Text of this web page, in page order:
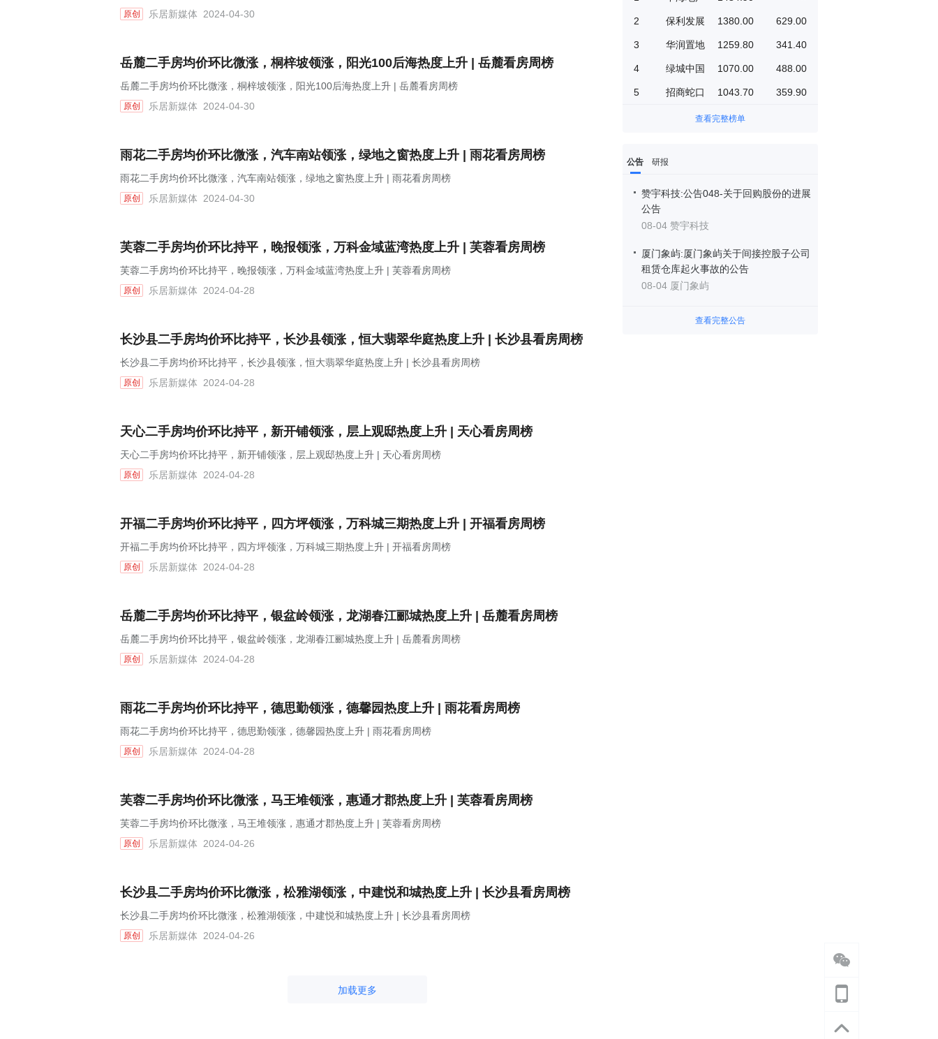
2 保利发展 1380.00 629.00
3 华润置地 1259.80 341.40
4 绿城中国 1070.00 488.00
5 招商蛇口 1043.70 359.90
查看完整榜单
公告 研报
赞宇科技:公告048-关于回购股份的进展
公告
08-04 赞宇科技
厦门象屿:厦门象屿关于间接控股子公司
租赁仓库起火事故的公告
08-04 厦门象屿
查看完整公告
原创 乐居新媒体 2024-04-30
岳麓二手房均价环比微涨，桐梓坡领涨，阳光100后海热度上升 | 岳麓看房周榜
岳麓二手房均价环比微涨，桐梓坡领涨，阳光100后海热度上升 | 岳麓看房周榜
原创 乐居新媒体 2024-04-30
雨花二手房均价环比微涨，汽车南站领涨，绿地之窗热度上升 | 雨花看房周榜
雨花二手房均价环比微涨，汽车南站领涨，绿地之窗热度上升 | 雨花看房周榜
原创 乐居新媒体 2024-04-30
芙蓉二手房均价环比持平，晚报领涨，万科金域蓝湾热度上升 | 芙蓉看房周榜
芙蓉二手房均价环比持平，晚报领涨，万科金域蓝湾热度上升 | 芙蓉看房周榜
原创 乐居新媒体 2024-04-28
长沙县二手房均价环比持平，长沙县领涨，恒大翡翠华庭热度上升 | 长沙县看房周榜
长沙县二手房均价环比持平，长沙县领涨，恒大翡翠华庭热度上升 | 长沙县看房周榜
原创 乐居新媒体 2024-04-28
天心二手房均价环比持平，新开铺领涨，层上观邸热度上升 | 天心看房周榜
天心二手房均价环比持平，新开铺领涨，层上观邸热度上升 | 天心看房周榜
原创 乐居新媒体 2024-04-28
开福二手房均价环比持平，四方坪领涨，万科城三期热度上升 | 开福看房周榜
开福二手房均价环比持平，四方坪领涨，万科城三期热度上升 | 开福看房周榜
原创 乐居新媒体 2024-04-28
岳麓二手房均价环比持平，银盆岭领涨，龙湖春江郦城热度上升 | 岳麓看房周榜
岳麓二手房均价环比持平，银盆岭领涨，龙湖春江郦城热度上升 | 岳麓看房周榜
原创 乐居新媒体 2024-04-28
雨花二手房均价环比持平，德思勤领涨，德馨园热度上升 | 雨花看房周榜
雨花二手房均价环比持平，德思勤领涨，德馨园热度上升 | 雨花看房周榜
原创 乐居新媒体 2024-04-28
芙蓉二手房均价环比微涨，马王堆领涨，惠通才郡热度上升 | 芙蓉看房周榜
芙蓉二手房均价环比微涨，马王堆领涨，惠通才郡热度上升 | 芙蓉看房周榜
原创 乐居新媒体 2024-04-26
长沙县二手房均价环比微涨，松雅湖领涨，中建悦和城热度上升 | 长沙县看房周榜
长沙县二手房均价环比微涨，松雅湖领涨，中建悦和城热度上升 | 长沙县看房周榜
原创 乐居新媒体 2024-04-26
加载更多